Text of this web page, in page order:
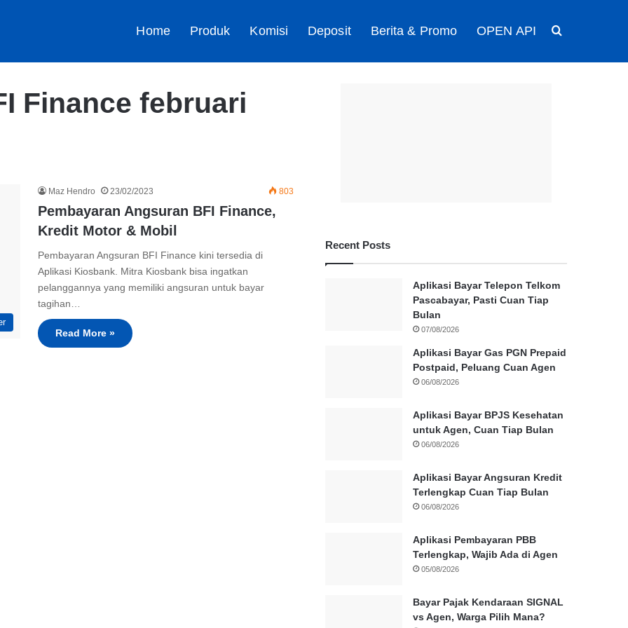
Home Produk Komisi Deposit Berita & Promo OPEN API
Finance februari
Maz Hendro 23/02/2023 803
Pembayaran Angsuran BFI Finance,
Kredit Motor & Mobil
Pembayaran Angsuran BFI Finance kini tersedia di
Aplikasi Kiosbank. Mitra Kiosbank bisa ingatkan
pelanggannya yang memiliki angsuran untuk bayar
tagihan…
Read More »
Recent Posts
Aplikasi Bayar Telepon Telkom
Pascabayar, Pasti Cuan Tiap
Bulan
07/08/2026
Aplikasi Bayar Gas PGN Prepaid
Postpaid, Peluang Cuan Agen
06/08/2026
Aplikasi Bayar BPJS Kesehatan
untuk Agen, Cuan Tiap Bulan
06/08/2026
Aplikasi Bayar Angsuran Kredit
Terlengkap Cuan Tiap Bulan
06/08/2026
Aplikasi Pembayaran PBB
Terlengkap, Wajib Ada di Agen
05/08/2026
Bayar Pajak Kendaraan SIGNAL
vs Agen, Warga Pilih Mana?